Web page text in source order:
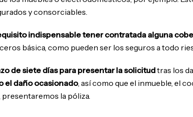
y consorciables.
indispensable tener contratada alguna
básica, como pueden ser los seguros a todo
de siete días para presentar la solicitudtras los
el daño ocasionado, así como que el inmueble, el
la póliza.